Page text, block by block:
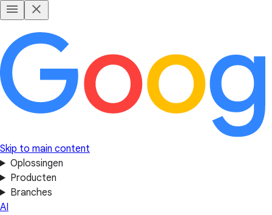
Skip to main content
Oplossingen
Producten
Branches
AI